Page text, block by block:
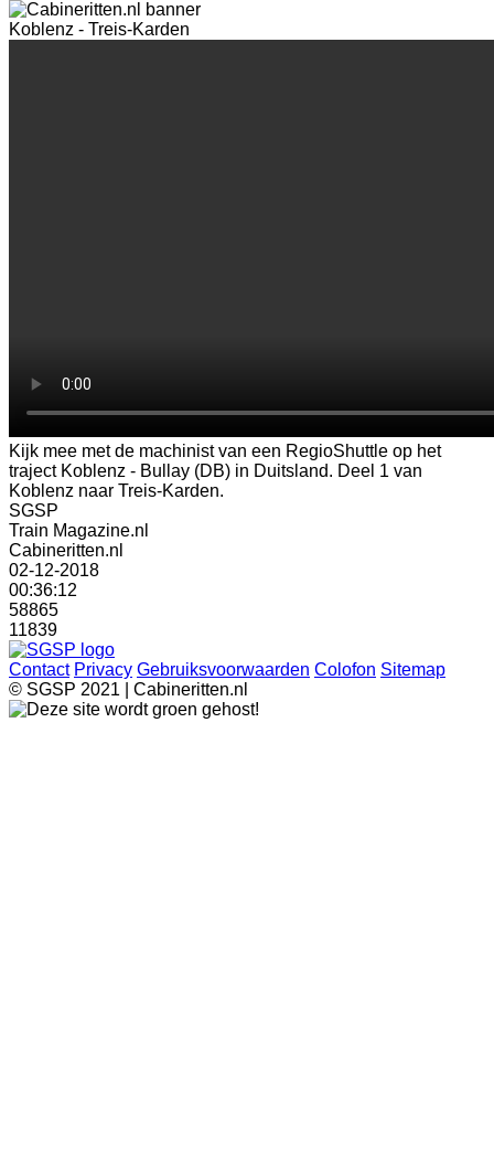
Koblenz - Treis-Karden
Kijk mee met de machinist van een RegioShuttle op het
traject Koblenz - Bullay (DB) in Duitsland. Deel 1 van
Koblenz naar Treis-Karden.
SGSP
Train Magazine.nl
Cabineritten.nl
02-12-2018
00:36:12
58865
11839
Contact Privacy Gebruiksvoorwaarden Colofon Sitemap
© SGSP 2021 | Cabineritten.nl